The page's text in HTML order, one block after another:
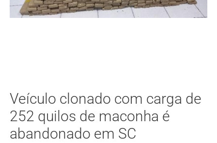
Veículo clonado com carga de
252 quilos de maconha é
abandonado em SC